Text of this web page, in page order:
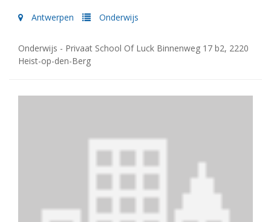
Antwerpen Onderwijs
Onderwijs - Privaat School Of Luck Binnenweg 17 b2, 2220
Heist-op-den-Berg